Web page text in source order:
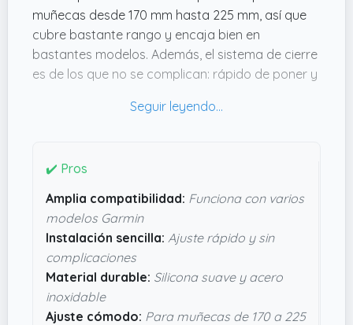
muñecas desde 170 mm hasta 225 mm, así que
cubre bastante rango y encaja bien en
bastantes modelos. Además, el sistema de cierre
es de los que no se complican: rápido de poner y
deporte y quieres ajustarla fácil.
suave y resistente, ideal para aguantar sudor y
inoxidable le dan un toque robusto que da
confianza. No parece que vaya a soltarse o
estropearse rápido, y eso siempre cuenta
cuando llevas el reloj todo el día. Si buscas algo
práctico, que no desentone y dure, esta correa
puede ser una opción a tener en cuenta.
✔️ Pros
Amplia compatibilidad: Funciona con varios
modelos Garmin
Instalación sencilla: Ajuste rápido y sin
complicaciones
Material durable: Silicona suave y acero
inoxidable
Ajuste cómodo: Para muñecas de 170 a 225